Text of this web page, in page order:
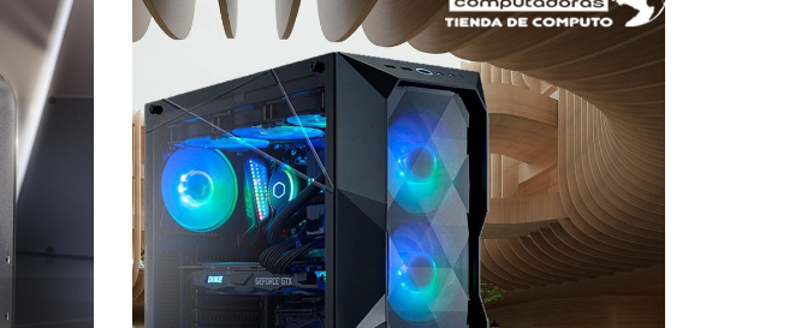
PC DISEÑO Y EDICION
PC GAMER GAMA MEDIA
PC GAMA XTREME
PC GAMER BASICA
COMPUTADORAS INTEL
COMPUTADORAS AMD
TODAS LAS CATEGORÍAS...